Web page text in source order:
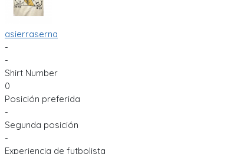
asierraserna
-
-
Shirt Number
0
Posición preferida
-
Segunda posición
-
Experiencia de futbolista